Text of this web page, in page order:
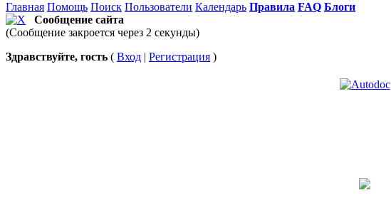
Главная Помощь Поиск Пользователи Календарь Правила FAQ Блоги
Сообщение сайта
(Сообщение закроется через 2 секунды)
Здравствуйте, гость ( Вход | Регистрация )